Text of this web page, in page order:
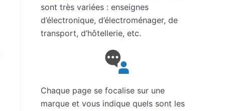
sont très variées : enseignes
d’électronique, d’électroménager, de
transport, d’hôtellerie, etc.
Chaque page se focalise sur une
marque et vous indique quels sont les